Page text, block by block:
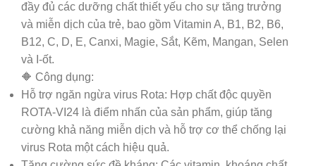
đầy đủ các dưỡng chất thiết yếu cho sự tăng trưởng
và miễn dịch của trẻ, bao gồm Vitamin A, B1, B2, B6,
B12, C, D, E, Canxi, Magie, Sắt, Kẽm, Mangan, Selen
và I-ốt.
🔶 Công dụng:
Hỗ trợ ngăn ngừa virus Rota: Hợp chất độc quyền
ROTA-VI24 là điểm nhấn của sản phẩm, giúp tăng
cường khả năng miễn dịch và hỗ trợ cơ thể chống lại
virus Rota một cách hiệu quả.